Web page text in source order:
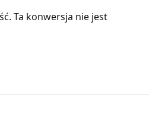
Ta konwersja nie jest